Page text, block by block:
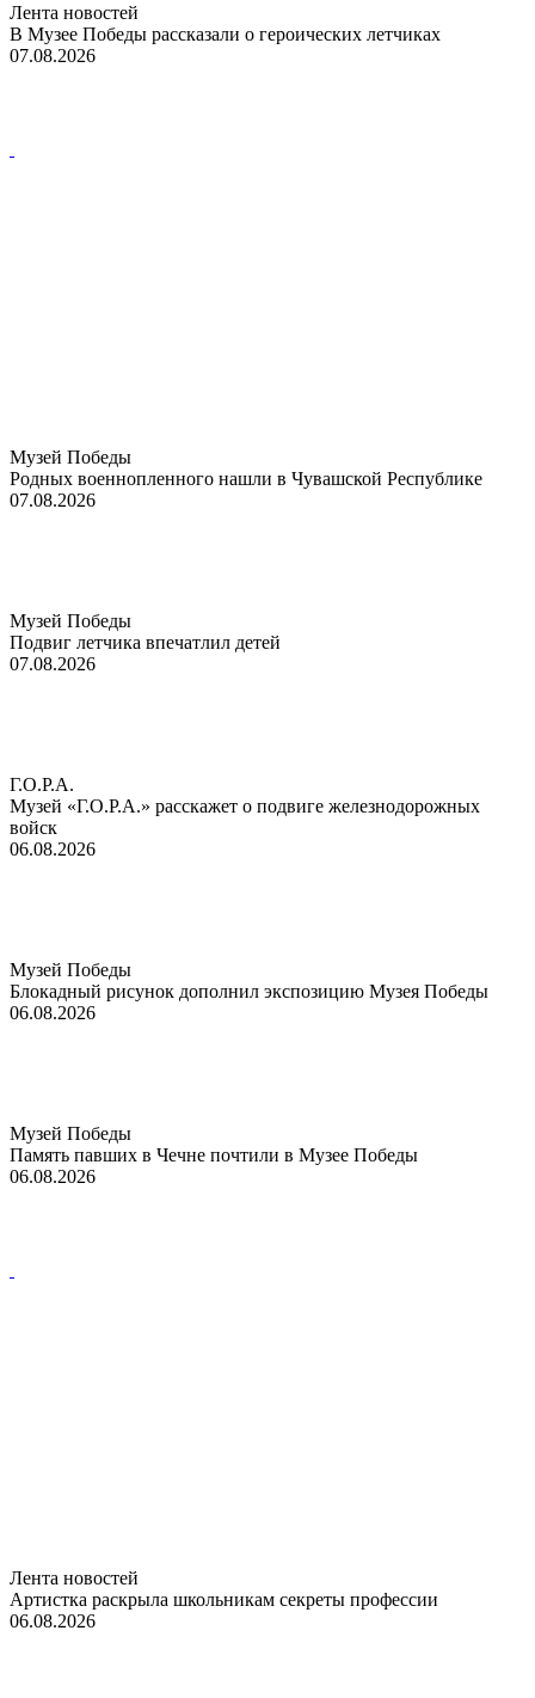
Лента новостей
В Музее Победы рассказали о героических летчиках
07.08.2026
Музей Победы
Родных военнопленного нашли в Чувашской Республике
07.08.2026
Музей Победы
Подвиг летчика впечатлил детей
07.08.2026
Г.О.Р.А.
Музей «Г.О.Р.А.» расскажет о подвиге железнодорожных
войск
06.08.2026
Музей Победы
Блокадный рисунок дополнил экспозицию Музея Победы
06.08.2026
Музей Победы
Память павших в Чечне почтили в Музее Победы
06.08.2026
Лента новостей
Артистка раскрыла школьникам секреты профессии
06.08.2026